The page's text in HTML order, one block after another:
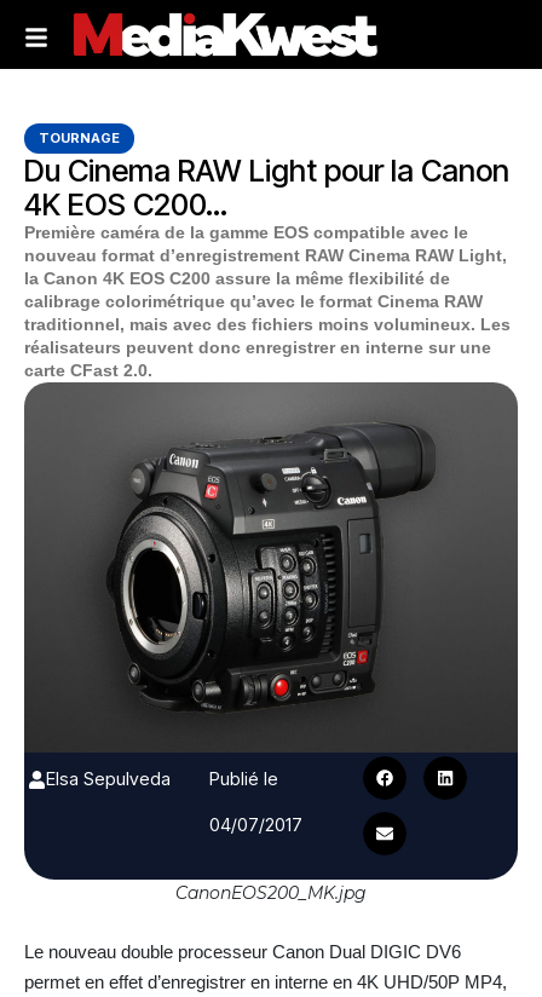
TOURNAGE
Du Cinema RAW Light pour la Canon
4K EOS C200…
Première caméra de la gamme EOS compatible avec le
nouveau format d’enregistrement RAW Cinema RAW Light,
la Canon 4K EOS C200 assure la même flexibilité de
calibrage colorimétrique qu’avec le format Cinema RAW
traditionnel, mais avec des fichiers moins volumineux. Les
réalisateurs peuvent donc enregistrer en interne sur une
carte CFast 2.0.
Elsa Sepulveda
Publié le
04/07/2017
CanonEOS200_MK.jpg
Le nouveau double processeur Canon Dual DIGIC DV6
permet en effet d’enregistrer en interne en 4K UHD/50P MP4,